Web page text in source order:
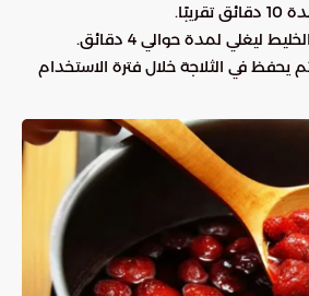
ليغلي لمدة حوالي 4 دقائق.
ثم يحفظ في الثلاجة خلال فترة الاستخدام